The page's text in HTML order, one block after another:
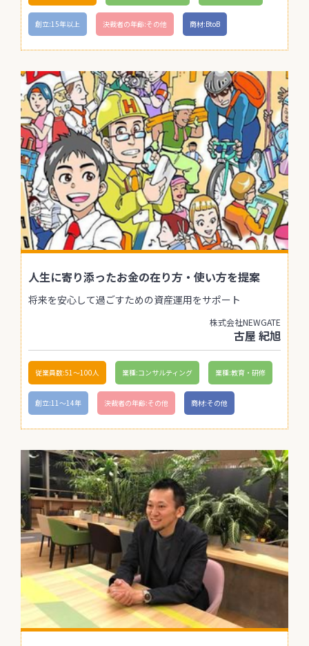
創立:15年以上 決裁者の年齢:その他 商材:BtoB
人生に寄り添ったお金の在り方・使い方を提案
将来を安心して過ごすための資産運用をサポート
株式会社NEWGATE
古屋 紀旭
従業員数:51〜100人 業種:コンサルティング 業種:教育・研修
創立:11〜14年 決裁者の年齢:その他 商材:その他